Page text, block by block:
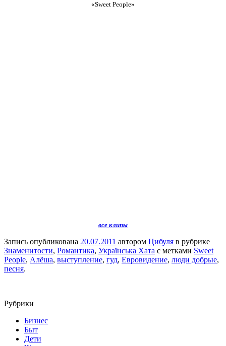
«Sweet People»
все клипы
Запись опубликована 20.07.2011 автором Цибуля в рубрике
Знаменитости, Романтика, Українська Хата с метками Sweet
People, Алёша, выступление, гуд, Евровидение, люди добрые,
песня.
Рубрики
Бизнес
Быт
Дети